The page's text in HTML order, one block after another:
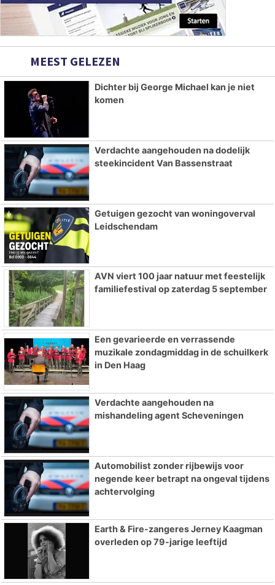
MEEST GELEZEN
Dichter bij George Michael kan je niet
komen
Verdachte aangehouden na dodelijk
steekincident Van Bassenstraat
Getuigen gezocht van woningoverval
Leidschendam
AVN viert 100 jaar natuur met feestelijk
familiefestival op zaterdag 5 september
Een gevarieerde en verrassende
muzikale zondagmiddag in de schuilkerk
in Den Haag
Verdachte aangehouden na
mishandeling agent Scheveningen
Automobilist zonder rijbewijs voor
negende keer betrapt na ongeval tijdens
achtervolging
Earth & Fire-zangeres Jerney Kaagman
overleden op 79-jarige leeftijd